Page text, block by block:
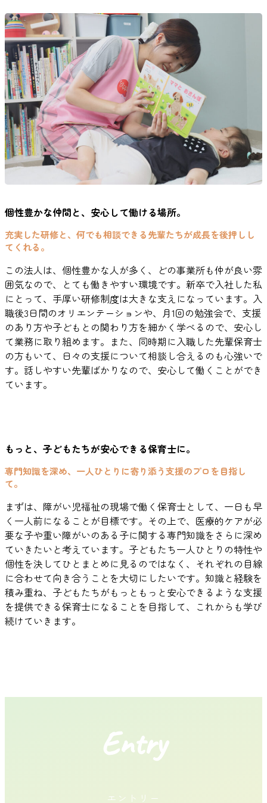
個性豊かな仲間と、安心して働ける場所。
充実した研修と、何でも相談できる先輩たちが成長を後押しし
てくれる。
この法人は、個性豊かな人が多く、どの事業所も仲が良い雰
囲気なので、とても働きやすい環境です。新卒で入社した私
にとって、手厚い研修制度は大きな支えになっています。入
職後3日間のオリエンテーションや、月1回の勉強会で、支援
のあり方や子どもとの関わり方を細かく学べるので、安心し
て業務に取り組めます。また、同時期に入職した先輩保育士
の方もいて、日々の支援について相談し合えるのも心強いで
す。話しやすい先輩ばかりなので、安心して働くことができ
ています。
もっと、子どもたちが安心できる保育士に。
専門知識を深め、一人ひとりに寄り添う支援のプロを目指し
て。
まずは、障がい児福祉の現場で働く保育士として、一日も早
く一人前になることが目標です。その上で、医療的ケアが必
要な子や重い障がいのある子に関する専門知識をさらに深め
ていきたいと考えています。子どもたち一人ひとりの特性や
個性を決してひとまとめに見るのではなく、それぞれの目線
に合わせて向き合うことを大切にしたいです。知識と経験を
積み重ね、子どもたちがもっともっと安心できるような支援
を提供できる保育士になることを目指して、これからも学び
続けていきます。
Entry
エントリー